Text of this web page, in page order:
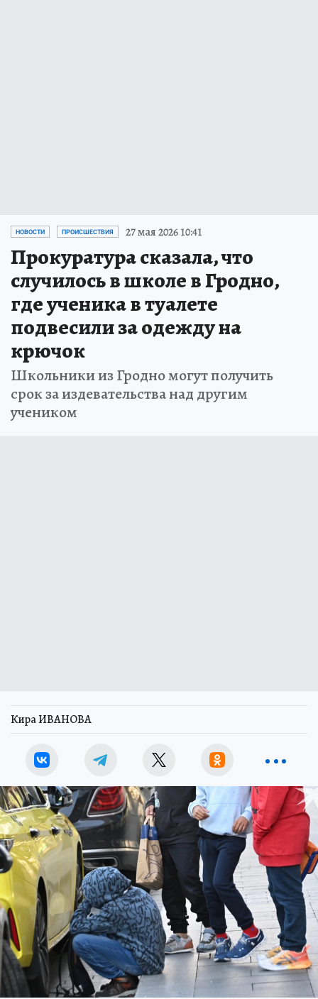
НОВОСТИ ПРОИСШЕСТВИЯ 27 мая 2026 10:41
Прокуратура сказала, что
случилось в школе в Гродно,
где ученика в туалете
подвесили за одежду на
крючок
Школьники из Гродно могут получить
срок за издевательства над другим
учеником
Кира ИВАНОВА